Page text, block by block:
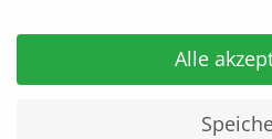
Zu­kunft sein? Sei­en
ten Sie mit uns
un­ser
Alle